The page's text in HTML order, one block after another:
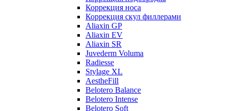
Коррекция носа
Коррекция скул филлерами
Aliaxin GP
Aliaxin EV
Aliaxin SR
Juvederm Voluma
Radiesse
Stylage XL
AestheFill
Belotero Balance
Belotero Intense
Belotero Soft